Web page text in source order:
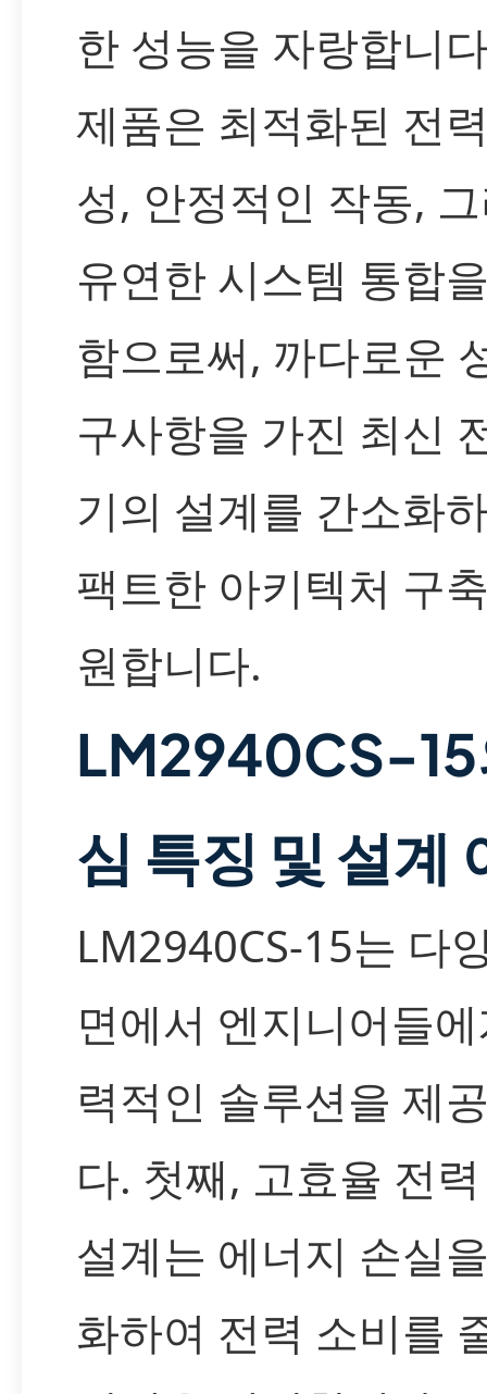
한 성능을 자랑합니
제품은 최적화된 전
성, 안정적인 작동,
유연한 시스템 통합
함으로써, 까다로운
구사항을 가진 최신
기의 설계를 간소화
팩트한 아키텍처 구
원합니다.
LM2940CS-15
심 특징 및 설계
LM2940CS-15는 다
면에서 엔지니어들
력적인 솔루션을 제
다. 첫째, 고효율 전
설계는 에너지 손실
화하여 전력 소비를